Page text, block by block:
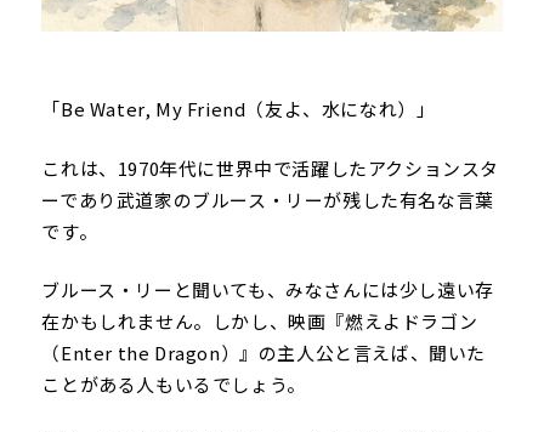
「Be Water, My Friend（友よ、水になれ）」
これは、1970年代に世界中で活躍したアクションスタ
ーであり武道家のブルース・リーが残した有名な言葉
です。
ブルース・リーと聞いても、みなさんには少し遠い存
在かもしれません。しかし、映画『燃えよドラゴン
（Enter the Dragon）』の主人公と言えば、聞いた
ことがある人もいるでしょう。